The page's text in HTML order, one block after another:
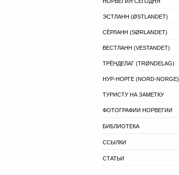
ЭСТЛАНН (ØSTLANDET)
СЁРЛАНН (SØRLANDET)
ВЕСТЛАНН (VESTANDET)
ТРЁНДЕЛАГ (TRØNDELAG)
НУР-НОРГЕ (NORD-NORGE)
ТУРИСТУ НА ЗАМЕТКУ
ФОТОГРАФИИ НОРВЕГИИ
БИБЛИОТЕКА
ССЫЛКИ
СТАТЬИ